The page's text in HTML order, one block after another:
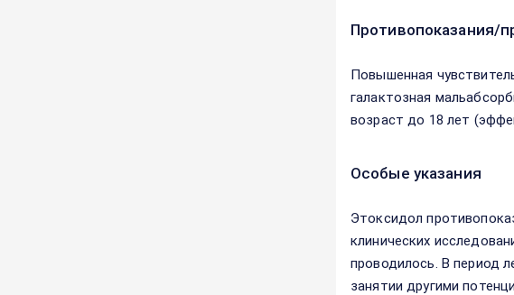
Противопоказания/
Повышенная
галактозная
возраст до 18 лет
Особые указания
Этоксидол
клинических
проводилось. В период
занятии другими